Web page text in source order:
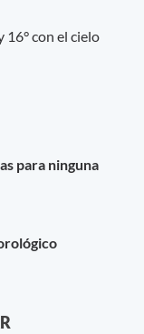
16° con el cielo
para ninguna